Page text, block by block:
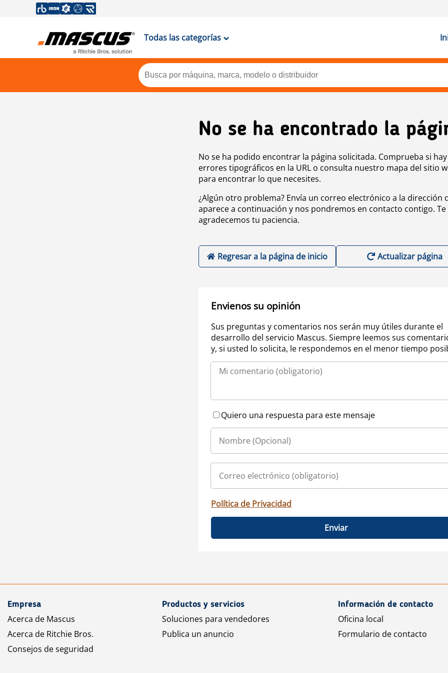
Todas las categorías
No se ha encontrado la
No se ha podido encontrar la página solicitada. Comprueba si hay
errores tipográficos en la URL o consulta nuestro mapa del sitio
para encontrar lo que necesites.
¿Algún otro problema? Envía un correo electrónico a la dirección
aparece a continuación y nos pondremos en contacto contigo. Te
agradecemos tu paciencia.
Regresar a la página de inicio Actualizar página
Envienos su opinión
Sus preguntas y comentarios nos serán muy útiles durante el
desarrollo del servicio Mascus. Siempre leemos sus
y, si usted lo solicita, le respondemos en el menor tiempo
Quiero una respuesta para este mensaje
Política de Privacidad
Enviar
Empresa
Acerca de Mascus
Acerca de Ritchie Bros.
Consejos de seguridad
Productos y servicios
Soluciones para vendedores
Publica un anuncio
Información de contacto
Oficina local
Formulario de contacto